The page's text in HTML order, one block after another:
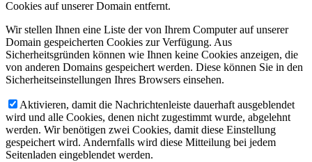
Cookies auf unserer Domain entfernt.
Wir stellen Ihnen eine Liste der von Ihrem Computer auf unserer
Domain gespeicherten Cookies zur Verfügung. Aus
Sicherheitsgründen können wie Ihnen keine Cookies anzeigen, die
von anderen Domains gespeichert werden. Diese können Sie in den
Sicherheitseinstellungen Ihres Browsers einsehen.
Aktivieren, damit die Nachrichtenleiste dauerhaft ausgeblendet
wird und alle Cookies, denen nicht zugestimmt wurde, abgelehnt
werden. Wir benötigen zwei Cookies, damit diese Einstellung
gespeichert wird. Andernfalls wird diese Mitteilung bei jedem
Seitenladen eingeblendet werden.